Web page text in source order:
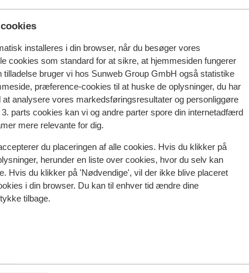
installeres i din browser, når du besøger vores
cookies som standard for at sikre, at hjemmesiden fungerer
tilladelse bruger vi hos Sunweb Group GmbH også statistike
præference-cookies til at huske de oplysninger, du har
analysere vores markedsføringsresultater og personliggøre
parts cookies kan vi og andre parter spore din internetadfærd
mere relevante for dig.
du placeringen af alle cookies. Hvis du klikker på
herunder en liste over cookies, hvor du selv kan
Hvis du klikker på 'Nødvendige', vil der ikke blive placeret
i din browser. Du kan til enhver tid ændre dine
tilbage.
efterfølgende gennemgå mulighederne for transfer.
forbudt at medbringe i Egypten. Hvis du gør det, skal
stikhullerne er dog ofte smallere end i Danmark,
en adapter.
praktiske oplysninger i forbindelse med din rejse?
forskellige køkkener. Både persiske, græske, franske,
i de egyptiske retter. I Egypten finder du en masse
i pitabrød. Det er lækkert med en yoghurt/
på menuen.
sød te og kaffe. Efter måltidet eller i løbet af en